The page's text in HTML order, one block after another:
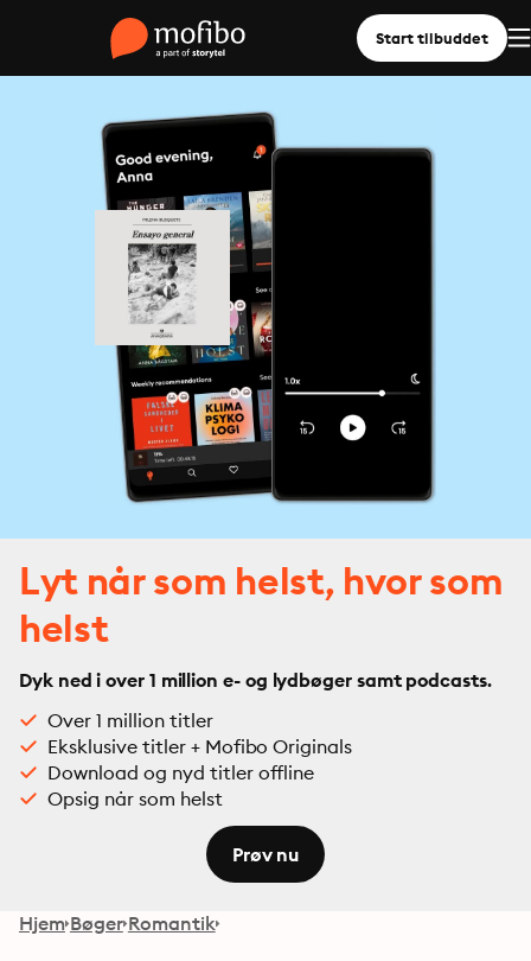
Start tilbuddet
Lyt når som helst, hvor som
helst
Dyk ned i over 1 million e- og lydbøger samt podcasts.
Over 1 million titler
Eksklusive titler + Mofibo Originals
Download og nyd titler offline
Opsig når som helst
Prøv nu
Hjem Bøger Romantik